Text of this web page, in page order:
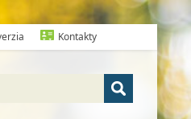
Kontakty